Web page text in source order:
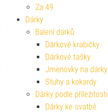
Za 49
Dárky
Balení dárků
Dárkové krabičky
Dárkové tašky
Jmenovky na dárky
Stuhy a kokardy
Dárky podle příležitosti
Dárky ke svatbě